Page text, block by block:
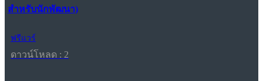
สำหรับนักพัฒนา)
ฟรีแวร์
ดาวน์โหลด : 2